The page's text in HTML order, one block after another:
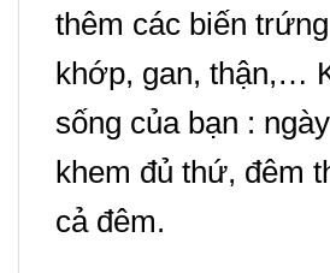
thêm các biến
khớp, gan, thận,…
sống của bạn :
khem đủ thứ, đêm
cả đêm.